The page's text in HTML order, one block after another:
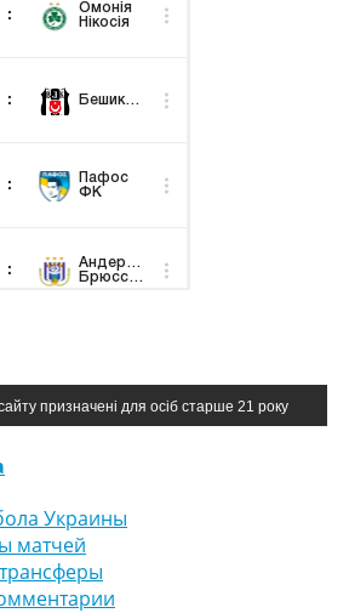
призначені для осіб старше 21 року
Украины
матчей